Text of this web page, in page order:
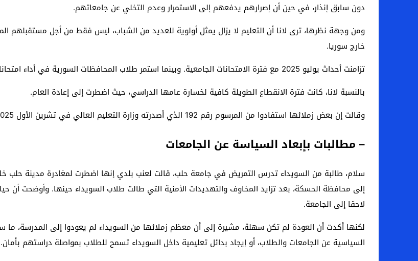
دون سابق إنذار، في حين أن إصرارهم يدفعهم إلى الاستمرار وعدم التخلي عن جامعاتهم.
ومن وجهة نظرها، ترى لانا أن التعليم لا يزال يمثل أولوية للعديد من الشباب، ليس فقط من أجل مستقبلهم
خارج سوريا.
تزامنت أحداث يوليو 2025 مع فترة الامتحانات الجامعية. وبينما استمر طلاب المحافظات السورية في أداء امتحاناتهم، لم يتمكن طلاب السويداء من الوصول إلى جامعاتهم.
بالنسبة لانا، كانت فترة الانقطاع الطويلة كافية لخسارة عامها الدراسي، حيث اضطرت إلى إعادة العام.
وقالت إن بعض زملائها استفادوا من المرسوم رقم 192 الذي أصدرته وزارة التعليم العالي في تشرين الأول 2025، القاضي بمنح ترقية إدارية لطلبة الجامعات السورية.
– مطالبات بإبعاد السياسة عن الجامعات
إلى محافظة الحسكة، بعد تزايد المخاوف والتهديدات الأمنية التي طالت طلاب السويداء حينها. وأوضحت أن
لاحقا إلى الجامعة.
لكنها أكدت أن العودة لم تكن سهلة، مشيرة إلى أن معظم زملائها من السويداء لم يعودوا إلى المدرسة، ما
السياسية عن الجامعات والطلاب، أو إيجاد بدائل تعليمية داخل السويداء تسمح للطلاب بمواصلة دراستهم بأمان.